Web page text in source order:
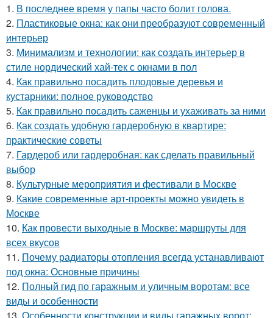
1. В последнее время у папы часто болит голова.
2. Пластиковые окна: как они преобразуют современный
интерьер
3. Минимализм и технологии: как создать интерьер в
стиле нордический хай-тек с окнами в пол
4. Как правильно посадить плодовые деревья и
кустарники: полное руководство
5. Как правильно посадить саженцы и ухаживать за ними
6. Как создать удобную гардеробную в квартире:
практические советы
7. Гардероб или гардеробная: как сделать правильный
выбор
8. Культурные мероприятия и фестивали в Москве
9. Какие современные арт-проекты можно увидеть в
Москве
10. Как провести выходные в Москве: маршруты для
всех вкусов
11. Почему радиаторы отопления всегда устанавливают
под окна: Основные причины
12. Полный гид по гаражным и уличным воротам: все
виды и особенности